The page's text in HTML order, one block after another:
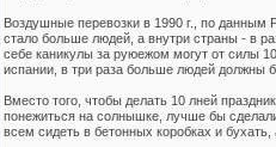
Воздушные перевозки в 1990 г., по данным
стало больше людей, а внутри страны - в
себе каникулы за руюежом могут от силы
испании, в три раза больше людей должны
Вместо того, чтобы делать 10 лней
понежиться на солнышке, лучше бы
всем сидеть в бетонных коробках и